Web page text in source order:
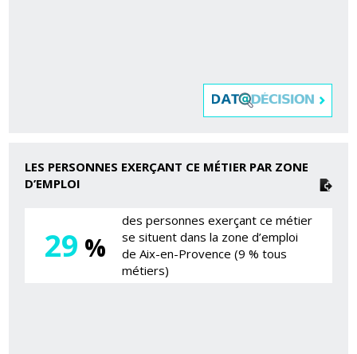
LES PERSONNES EXERÇANT CE MÉTIER PAR ZONE
D’EMPLOI
29 %
des personnes exerçant ce métier
se situent dans la zone d’emploi
de Aix-en-Provence (9 % tous
métiers)